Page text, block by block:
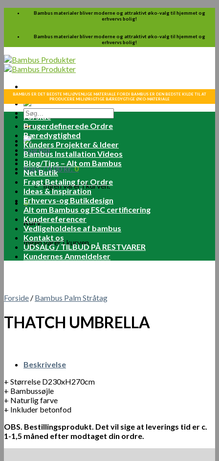
Skip
Bambus materialer bliver moderne og attraktivt øko-valg til hjemmet og
erhvervs bolig!
Bambus materialer bliver moderne og attraktivt øko-valg til hjemmet og
erhvervs bolig!
Søg
efter:
Log ind
Kurv /0.00kr.0
Ingen varer i kurven.
0
Kurv
Ingen varer i kurven.
BAMBUS ER DET BEDSTE MILJØVENLIGE MATERIALE FORDI BAMBUS ER DEN BEDSTE KILDE TIL AT
PRODUCERE MILJØRIGTIGE BÆREDYGTIGE ØKO-MATERIALE
Forside
Brugerdefinerede Ordre
Bæredygtighed
Kunders Projekter & Ideer
Bambus Installation Videos
Blog/Tips – Alt om Bambus
Net Butik
Fragt Betaling for Ordre
Ideas & Inspiration
Erhvervs-og Butikdesign
Alt om Bambus og FSC certificering
Kundereferencer
Vedligeholdelse af bambus
Kontakt os
UDSALG / TILBUD PÅ RESTVARER
Kundernes Anmeldelser
Forside / Bambus Palm Stråtag
THATCH UMBRELLA
Beskrivelse
+ Størrelse D230xH270cm
+ Bambussøjle
+ Naturlig farve
+ Inkluder betonfod
OBS. Bestillingsprodukt. Det vil sige at leverings tid er c.
1-1,5 måned efter modtaget din ordre.